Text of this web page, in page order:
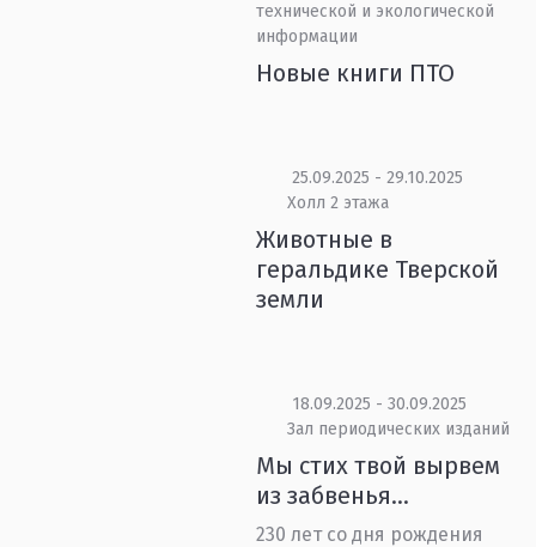
технической и экологической
информации
Новые книги ПТО
25.09.2025 - 29.10.2025
Холл 2 этажа
Животные в
геральдике Тверской
земли
18.09.2025 - 30.09.2025
Зал периодических изданий
Мы стих твой вырвем
из забвенья…
230 лет со дня рождения